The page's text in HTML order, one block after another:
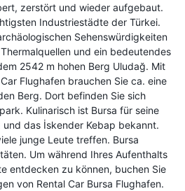
zerstört und wieder aufgebaut.
Industriestädte der Türkei.
Sehenswürdigkeiten
und ein bedeutendes
2542 m hohen Berg Uludağ. Mit
Flughafen brauchen Sie ca. eine
Berg. Dort befinden Sie sich
Kulinarisch ist Bursa für seine
und das İskender Kebap bekannt.
junge Leute treffen. Bursa
Um während Ihres Aufenthalts
entdecken zu können, buchen Sie
von Rental Car Bursa Flughafen.